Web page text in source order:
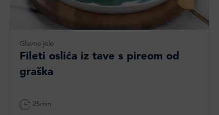
Glavno jelo
Fileti oslića iz tave s pireom od
graška
25min